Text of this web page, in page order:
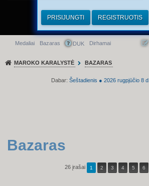
Greitasis meniu
Medaliai Bazaras DUK Dirhamai
MAROKO KARALYSTĖ BAZARAS
Dabar: Šeštadienis ● 2026 rugpjūčio 8 d.
PRISIJUNGTI REGISTRUOTIS
Bazaras
26 įrašai 1 2 3 4 5 6